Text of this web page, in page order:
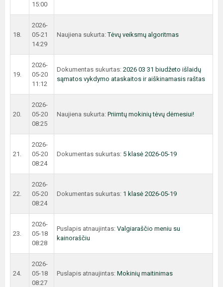
15:00
18.
2026-
05-21
14:29
Naujiena sukurta:Tėvų veiksmų algoritmas
19.
2026-
05-20
11:12
Dokumentas sukurtas: 2026 03 31 biudžeto išlaidų
sąmatos vykdymo ataskaitos ir aiškinamasis raštas
20.
2026-
05-20
08:25
Naujiena sukurta: Priimtų mokinių tėvų dėmesiui!
21.
2026-
05-20
08:24
Dokumentas sukurtas: 5 klasė 2026-05-19
22.
2026-
05-20
08:24
Dokumentas sukurtas: 1 klasė 2026-05-19
23.
2026-
05-18
08:28
Puslapis atnaujintas: Valgiaraščio meniu su
kainoraščiu
24.
2026-
05-18
08:27
Puslapis atnaujintas: Mokinių maitinimas